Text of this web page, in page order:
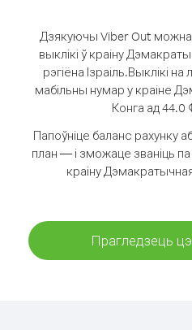
Дзякуючы Viber Out
выклікі ў краіну
рэгіёна Ізраіль.Выклікі
мабільны нумар у краіне
Конга ад 44.0
Папоўніце баланс
план — і зможаце званіць па
краіну
Прагледзець